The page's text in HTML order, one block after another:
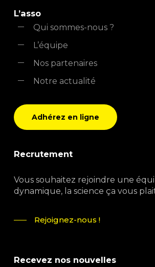
L’asso
Qui sommes-nous ?
L’équipe
Nos partenaires
Notre actualité
Adhérez en ligne
Recrutement
Vous souhaitez rejoindre une
dynamique, la science ça vous
Rejoignez-nous !
Recevez nos nouvelles